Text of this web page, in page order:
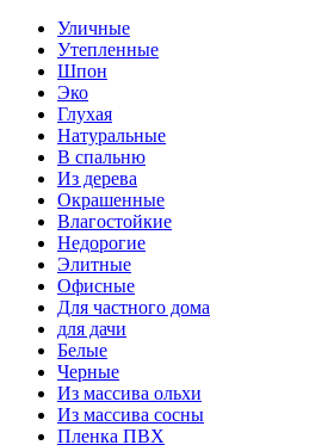
Уличные
Утепленные
Шпон
Эко
Глухая
Натуральные
В спальню
Из дерева
Окрашенные
Влагостойкие
Недорогие
Элитные
Офисные
Для частного дома
для дачи
Белые
Черные
Из массива ольхи
Из массива сосны
Пленка ПВХ